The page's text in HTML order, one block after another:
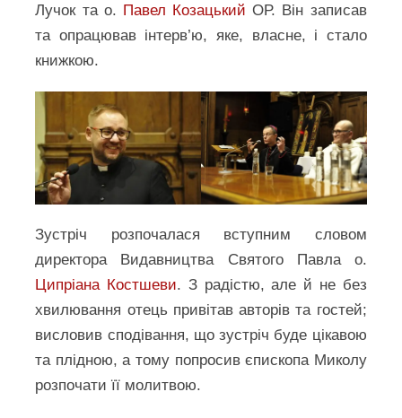
Лучок та о. Павел Козацький ОР. Він записав
та опрацював інтерв’ю, яке, власне, і стало
книжкою.
Зустріч розпочалася вступним словом
директора Видавництва Святого Павла о.
Ципріана Костшеви. З радістю, але й не без
хвилювання отець привітав авторів та гостей;
висловив сподівання, що зустріч буде цікавою
та плідною, а тому попросив єпископа Миколу
розпочати її молитвою.